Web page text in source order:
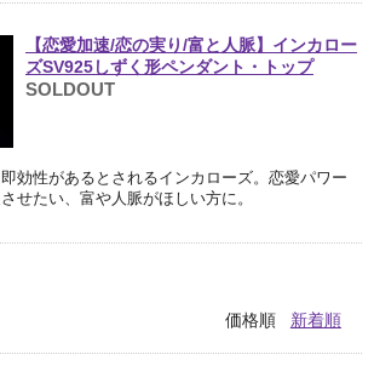
【恋愛加速/恋の実り/富と人脈】インカロー
ズSV925しずく形ペンダント・トップ
SOLDOUT
効性があるとされるインカローズ。恋愛パワー
せたい、富や人脈がほしい方に。
価格順
新着順